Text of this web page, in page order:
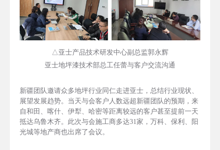
△亚士产品技术研发中心副总监郭永辉
亚士地坪漆技术部总工任蕾与客户交流沟通
新疆团队邀请众多地坪行业同仁走进亚士，总结行业现状、
展望发展趋势。当天与会客户人数远超新疆团队的预期，来
自和田、喀什、伊犁、哈密等距离较远的客户甚至提前一天
抵达乌鲁木齐。此次与会施工商多达31家，万科、保利、阳
光城等地产商也出席了会议。